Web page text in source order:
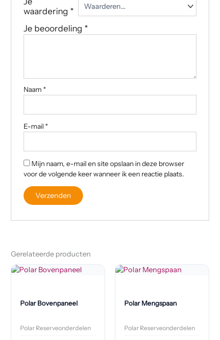
waardering *
Je beoordeling *
Naam *
E-mail *
Mijn naam, e-mail en site opslaan in deze browser
voor de volgende keer wanneer ik een reactie plaats.
Gerelateerde producten
Polar Bovenpaneel
Polar Reserveonderdelen
Polar Mengspaan
Polar Reserveonderdelen